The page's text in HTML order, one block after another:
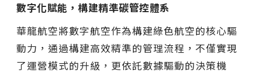
數字化賦能，構建精準碳管控體系
華龍航空將數字航空作為構建綠色航空的核心驅
動力，通過構建高效精準的管理流程，不僅實現
了運營模式的升級，更依託數據驅動的決策機